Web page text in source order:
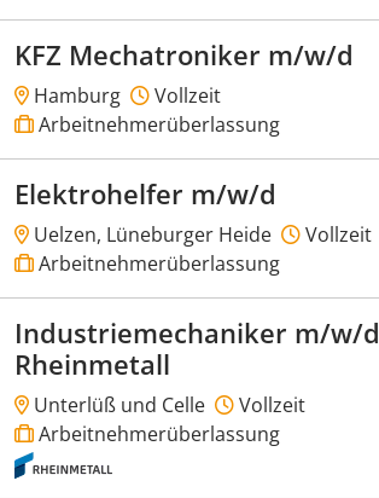
KFZ Mechatroniker m/w/d
Hamburg
Vollzeit
Arbeitnehmerüberlassung
Elektrohelfer m/w/d
Uelzen, Lüneburger Heide
Vollzeit
Arbeitnehmerüberlassung
Industriemechaniker m/w/d
Rheinmetall
Unterlüß und Celle
Vollzeit
Arbeitnehmerüberlassung